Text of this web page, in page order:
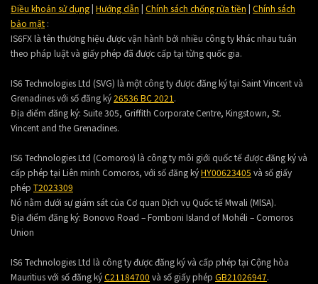
Điều khoản sử dụng| Hướng dẫn | Chính sách chống rửa tiền | Chính sách
bảo mật :
IS6FX là tên thương hiệu được vận hành bởi nhiều công ty khác nhau tuân
theo pháp luật và giấy phép đã được cấp tại từng quốc gia.
IS6 Technologies Ltd (SVG) là một công ty được đăng ký tại Saint Vincent và
Grenadines với số đăng ký26536 BC 2021.
Địa điểm đăng ký: Suite 305, Griffith Corporate Centre, Kingstown, St.
Vincent and the Grenadines.
IS6 Technologies Ltd (Comoros) là công ty môi giới quốc tế được đăng ký và
cấp phép tại Liên minh Comoros, với số đăng kýHY00623405 và số giấy
phép T2023309
Nó nằm dưới sự giám sát của Cơ quan Dịch vụ Quốc tế Mwali (MlSA).
Địa điểm đăng ký: Bonovo Road – Fomboni Island of Mohéli – Comoros
Union
IS6 Technologies Ltd là công ty được đăng ký và cấp phép tại Cộng hòa
Mauritius với số đăng kýC21184700 và số giấy phép GB21026947.